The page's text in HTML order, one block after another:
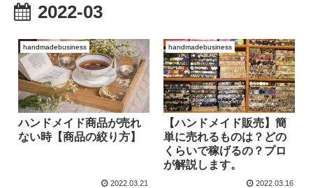
2022-03
handmadebusiness
ハンドメイド商品が売れ
ない時【商品の絞り方】
2022.03.21
handmadebusiness
【ハンドメイド販売】簡
単に売れるものは？どの
くらいで稼げるの？プロ
が解説します。
2022.03.16